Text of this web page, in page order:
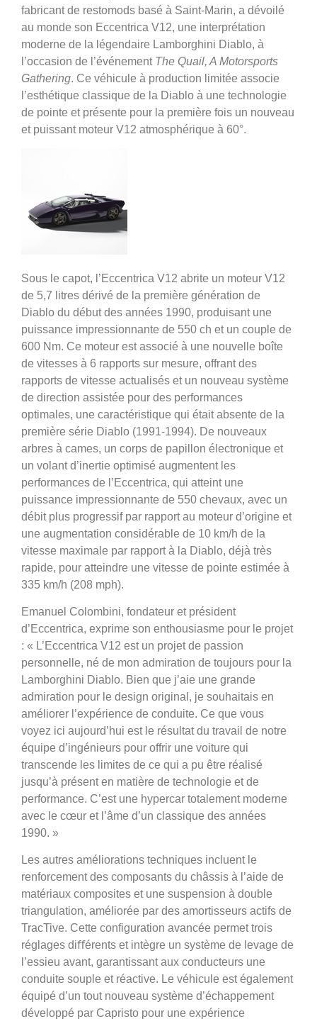
fabricant de restomods basé à Saint-Marin, a dévoilé
au monde son Eccentrica V12, une interprétation
moderne de la légendaire Lamborghini Diablo, à
l’occasion de l’événement The Quail, A Motorsports
Gathering. Ce véhicule à production limitée associe
l’esthétique classique de la Diablo à une technologie
de pointe et présente pour la première fois un nouveau
et puissant moteur V12 atmosphérique à 60°.
Sous le capot, l’Eccentrica V12 abrite un moteur V12
de 5,7 litres dérivé de la première génération de
Diablo du début des années 1990, produisant une
puissance impressionnante de 550 ch et un couple de
600 Nm. Ce moteur est associé à une nouvelle boîte
de vitesses à 6 rapports sur mesure, offrant des
rapports de vitesse actualisés et un nouveau système
de direction assistée pour des performances
optimales, une caractéristique qui était absente de la
première série Diablo (1991-1994). De nouveaux
arbres à cames, un corps de papillon électronique et
un volant d’inertie optimisé augmentent les
performances de l’Eccentrica, qui atteint une
puissance impressionnante de 550 chevaux, avec un
débit plus progressif par rapport au moteur d’origine et
une augmentation considérable de 10 km/h de la
vitesse maximale par rapport à la Diablo, déjà très
rapide, pour atteindre une vitesse de pointe estimée à
335 km/h (208 mph).
Emanuel Colombini, fondateur et président
d’Eccentrica, exprime son enthousiasme pour le projet
: « L’Eccentrica V12 est un projet de passion
personnelle, né de mon admiration de toujours pour la
Lamborghini Diablo. Bien que j’aie une grande
admiration pour le design original, je souhaitais en
améliorer l’expérience de conduite. Ce que vous
voyez ici aujourd’hui est le résultat du travail de notre
équipe d’ingénieurs pour offrir une voiture qui
transcende les limites de ce qui a pu être réalisé
jusqu’à présent en matière de technologie et de
performance. C’est une hypercar totalement moderne
avec le cœur et l’âme d’un classique des années
1990. »
Les autres améliorations techniques incluent le
renforcement des composants du châssis à l’aide de
matériaux composites et une suspension à double
triangulation, améliorée par des amortisseurs actifs de
TracTive. Cette configuration avancée permet trois
réglages diﬀérents et intègre un système de levage de
l’essieu avant, garantissant aux conducteurs une
conduite souple et réactive. Le véhicule est également
équipé d’un tout nouveau système d’échappement
développé par Capristo pour une expérience